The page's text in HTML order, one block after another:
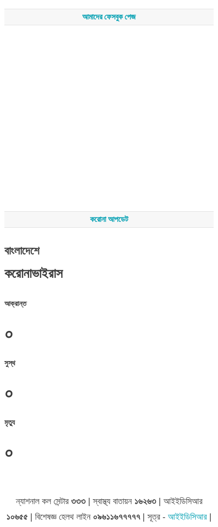
আমাদের ফেসবুক পেজ
করোনা আপডেট
বাংলাদেশে
করোনাভাইরাস
আক্রান্ত
০
সুস্থ
০
মৃত্যু
০
ন্যাশনাল কল সেন্টার ৩৩৩| স্বাস্থ্য বাতায়ন ১৬২৬৩| আইইডিসিআর
১০৬৫৫ | বিশেষজ্ঞ হেলথ লাইন ০৯৬১১৬৭৭৭৭৭| সূত্র - আইইডিসিআর|